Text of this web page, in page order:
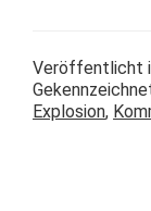
Veröffentlicht
Explosion,